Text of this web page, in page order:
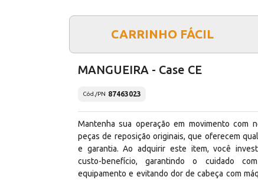
CARRINHO FÁCIL
MANGUEIRA - Case CE
Cód./PN 87463023
Mantenha sua operação em movimento com
peças de reposição originais, que oferecem
e garantia. Ao adquirir este item, você
custo-benefício, garantindo o cuidado
equipamento e evitando dor de cabeça com